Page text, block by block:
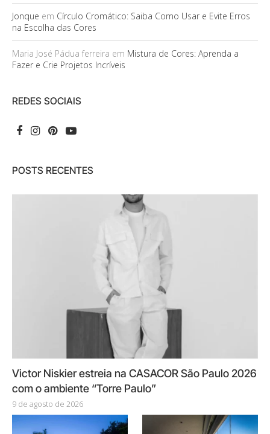
Jonque em Círculo Cromático: Saiba Como Usar e Evite Erros
na Escolha das Cores
Maria José Pádua ferreira em Mistura de Cores: Aprenda a
Fazer e Crie Projetos Incríveis
REDES SOCIAIS
POSTS RECENTES
Victor Niskier estreia na CASACOR São Paulo 2026
com o ambiente “Torre Paulo”
9 de agosto de 2026